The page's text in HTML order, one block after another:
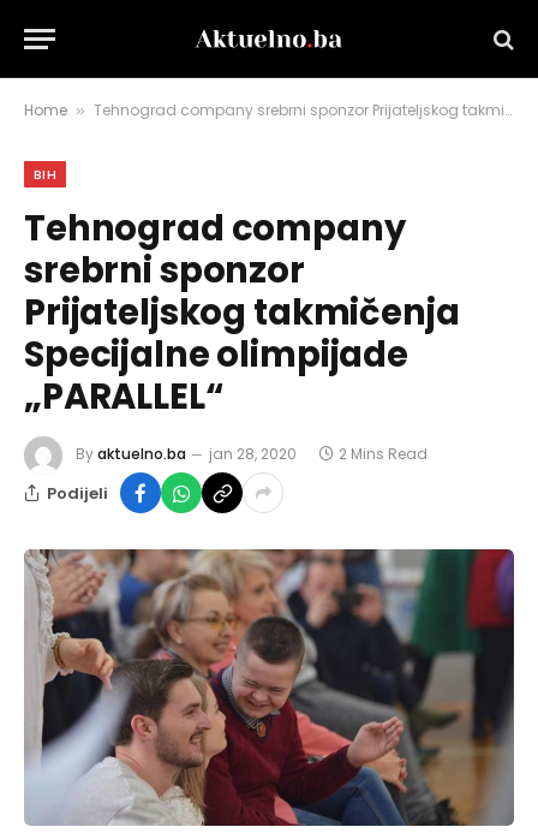
Home » Tehnograd company srebrni sponzor Prijateljskog takmičenja Specijalne olimpijade „PARALLEL“
BIH
Tehnograd company
srebrni sponzor
Prijateljskog takmičenja
Specijalne olimpijade
„PARALLEL“
Byaktuelno.ba jan 28, 2020 2 Mins Read
Podijeli